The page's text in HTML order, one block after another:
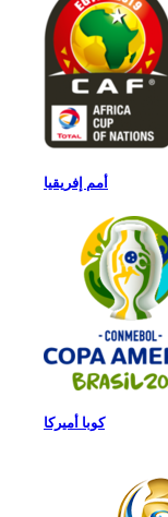
أمم إفريقيا
كوبا أميركا